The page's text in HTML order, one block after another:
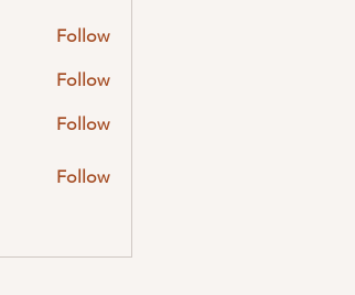
Follow
Follow
Follow
Follow